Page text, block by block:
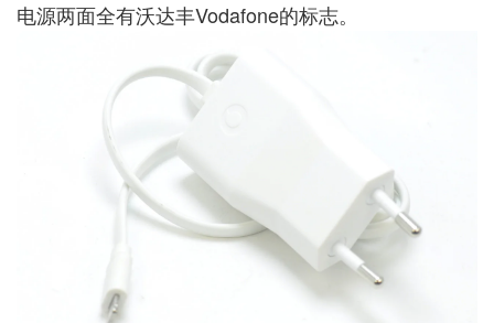
电源两面全有沃达丰Vodafone的标志。